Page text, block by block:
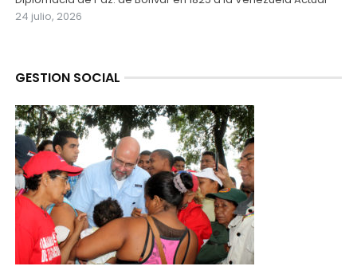
24 julio, 2026
GESTION SOCIAL